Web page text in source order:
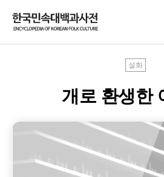
설화
개로 환생한